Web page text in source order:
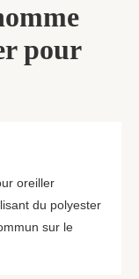
pour
oreiller
du polyester
sur le